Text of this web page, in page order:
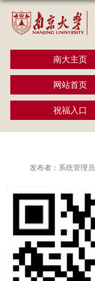
南大主页
网站首页
祝福入口
发布者：系统管理员